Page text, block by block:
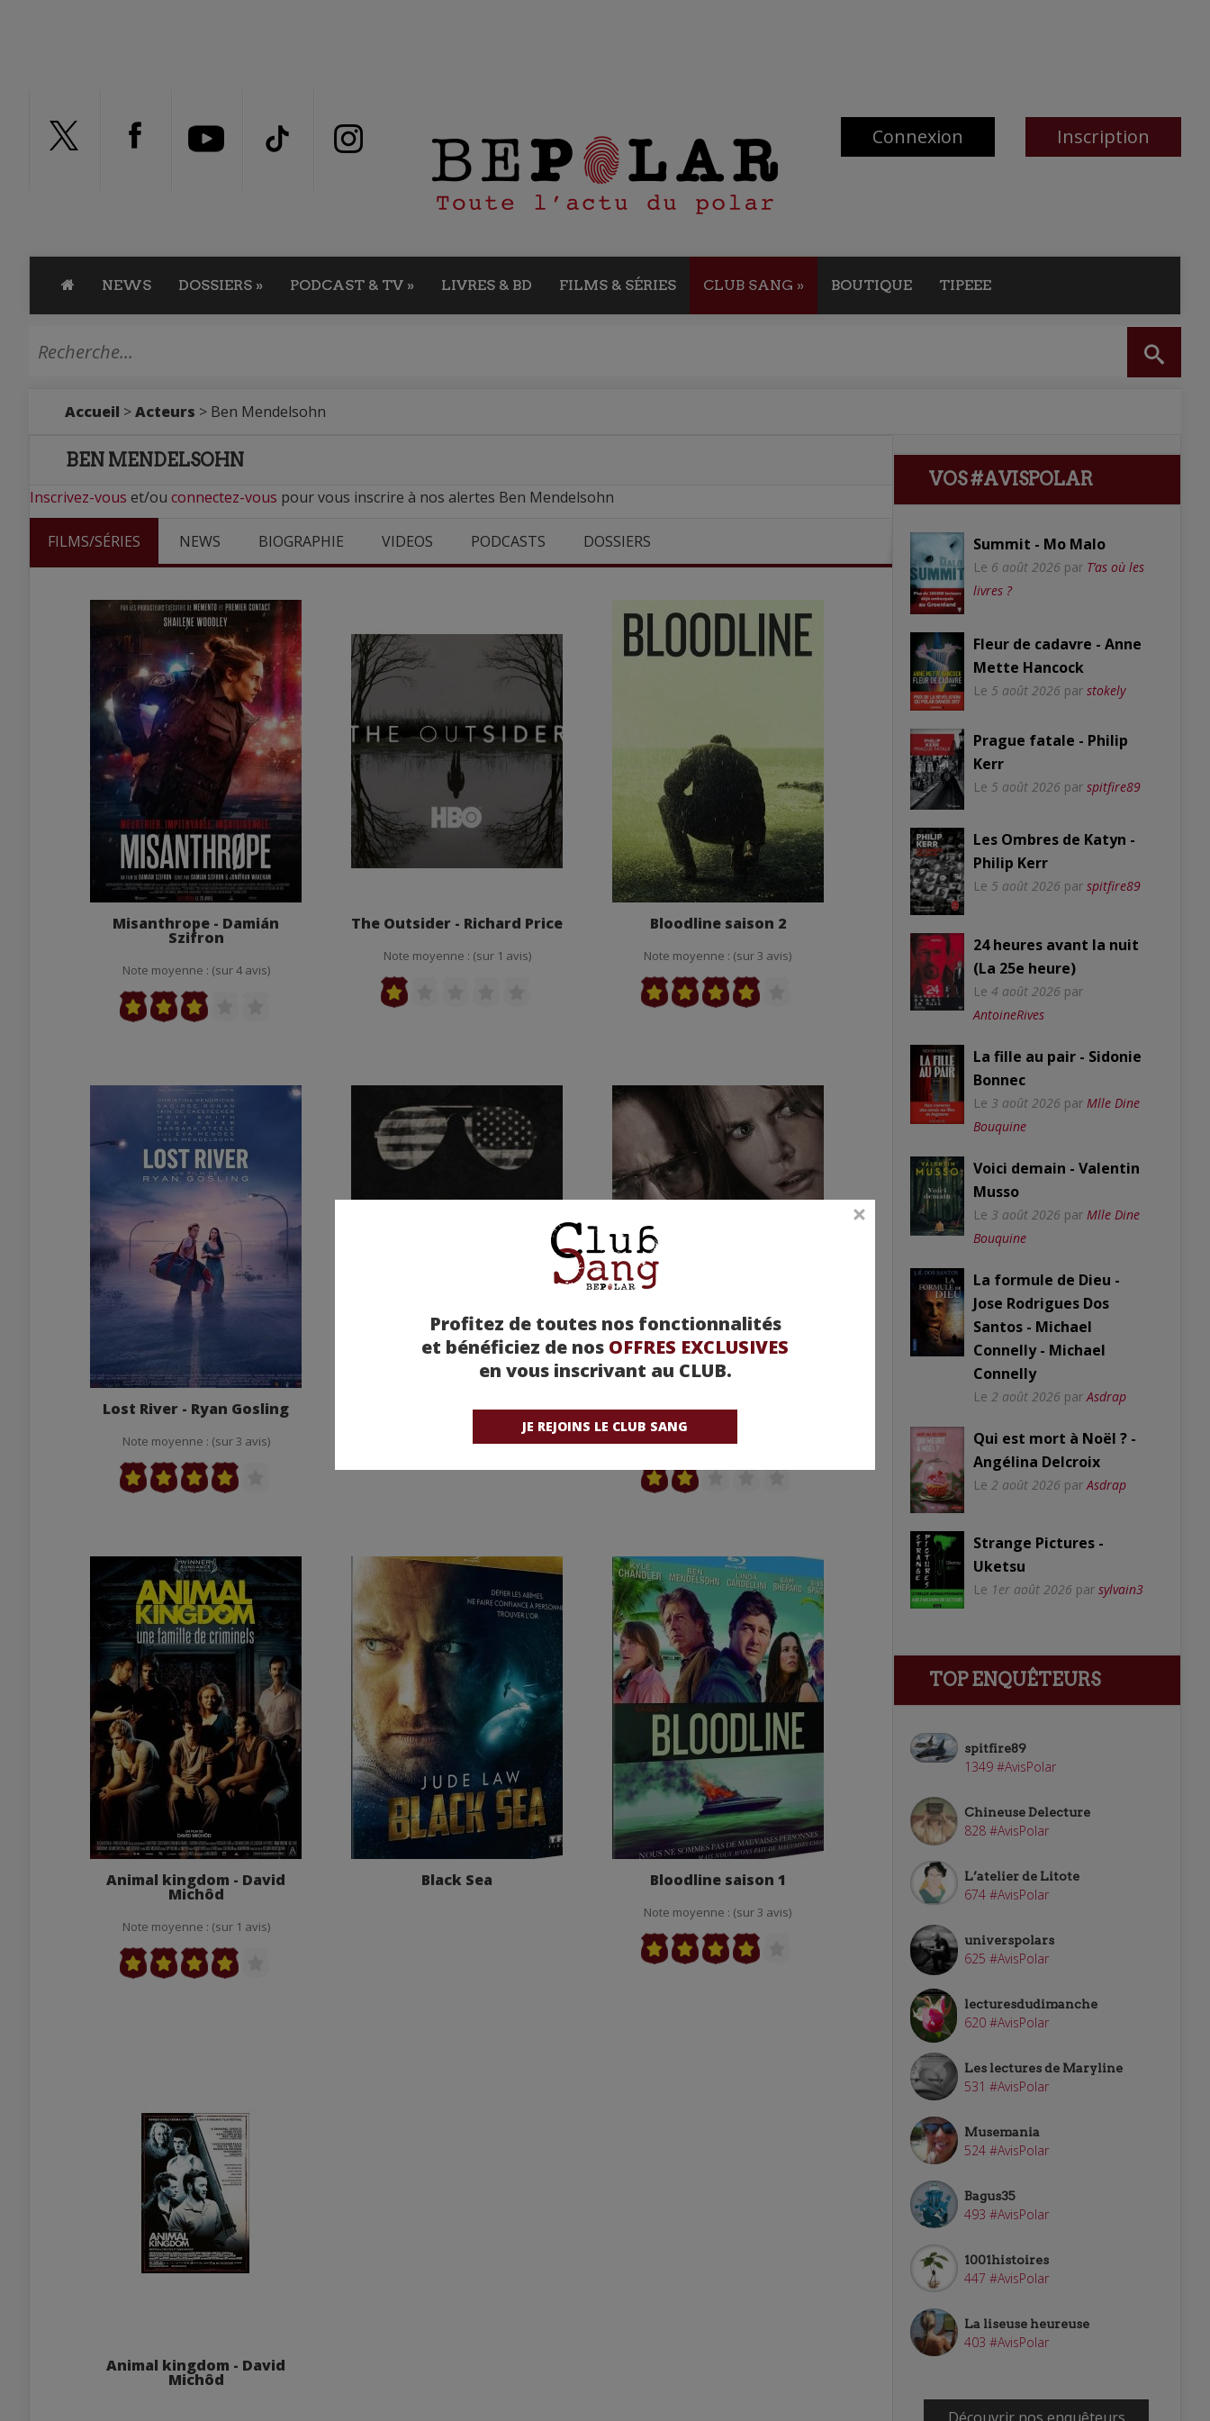
Connexion Inscription
NEWS DOSSIERS » PODCAST & TV » LIVRES & BD FILMS & SÉRIES CLUB SANG » BOUTIQUE TIPEEE
Profitez de toutes nos fonctionnalités
et bénéficiez de nos OFFRES EXCLUSIVES
en vous inscrivant au CLUB.
JE REJOINS LE CLUB SANG
Accueil >Acteurs > Ben Mendelsohn
BEN MENDELSOHN
Inscrivez-vous et/ou connectez-vous pour vous inscrire à nos alertes Ben Mendelsohn
FILMS/SÉRIES NEWS BIOGRAPHIE VIDEOS PODCASTS DOSSIERS
Misanthrope - Damián
Szifron
Note moyenne : (sur 4 avis)
The Outsider - Richard Price
Note moyenne : (sur 1 avis)
Bloodline saison 2
Note moyenne : (sur 3 avis)
Lost River - Ryan Gosling
Note moyenne : (sur 3 avis)
Cannes 2012 : Cogan - Effraction
Note moyenne : (sur 1 avis)
Animal kingdom - David
Michôd
Note moyenne : (sur 1 avis)
Black Sea Bloodline saison 1
Note moyenne : (sur 3 avis)
Animal kingdom - David
Michôd
VOS #AVISPOLAR
Summit - Mo Malo
Le 6 août 2026 par T’as où les
livres ?
Fleur de cadavre - Anne
Mette Hancock
Le 5 août 2026 par stokely
Prague fatale - Philip
Kerr
Le 5 août 2026 par spitfire89
Les Ombres de Katyn -
Philip Kerr
Le 5 août 2026 par spitfire89
24 heures avant la nuit
(La 25e heure)
Le 4 août 2026 par
AntoineRives
La fille au pair - Sidonie
Bonnec
Le 3 août 2026 par Mlle Dine
Bouquine
Voici demain - Valentin
Musso
Le 3 août 2026 par Mlle Dine
Bouquine
La formule de Dieu -
Jose Rodrigues Dos
Santos - Michael
Connelly - Michael
Connelly
Le 2 août 2026 par Asdrap
Qui est mort à Noël ? -
Angélina Delcroix
Le 2 août 2026 par Asdrap
Strange Pictures -
Uketsu
Le 1er août 2026 par sylvain3
TOP ENQUÊTEURS
spitfire89
1349 #AvisPolar
Chineuse Delecture
828 #AvisPolar
L’atelier de Litote
674 #AvisPolar
universpolars
625 #AvisPolar
lecturesdudimanche
620 #AvisPolar
Les lectures de Maryline
531 #AvisPolar
Musemania
524 #AvisPolar
Bagus35
493 #AvisPolar
1001histoires
447 #AvisPolar
La liseuse heureuse
403 #AvisPolar